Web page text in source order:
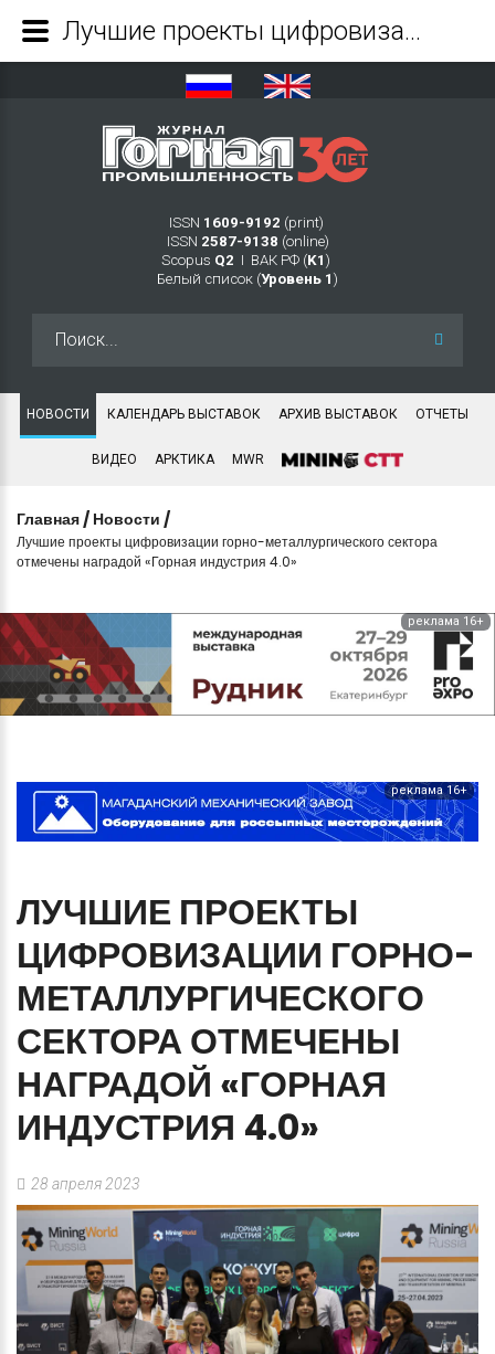
ISSN 1609-9192 (print)
ISSN 2587-9138 (online)
Scopus Q2 Ι ВАК РФ (K1 )
Белый список (Уровень 1 )
НОВОСТИ КАЛЕНДАРЬ ВЫСТАВОК АРХИВ ВЫСТАВОК ОТЧЕТЫ
ВИДЕО АРКТИКА MWR
Главная / Новости /
Лучшие проекты цифровизации горно-металлургического сектора
отмечены наградой «Горная индустрия 4.0»
реклама 16+
реклама 16+
ЛУЧШИЕ ПРОЕКТЫ
ЦИФРОВИЗАЦИИ ГОРНО-
МЕТАЛЛУРГИЧЕСКОГО
СЕКТОРА ОТМЕЧЕНЫ
НАГРАДОЙ «ГОРНАЯ
ИНДУСТРИЯ 4.0»
28 апреля 2023
Лучшие проекты цифровизации горно-металлургического сектора отмечены наградой «Горная индустрия 4.0» - Журнал Горная промышленность